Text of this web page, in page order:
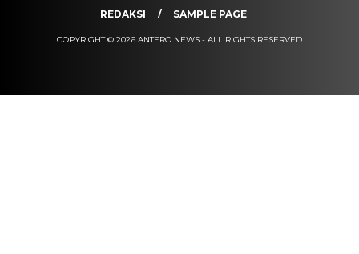
REDAKSI
SAMPLE PAGE
COPYRIGHT © 2026 ANTERO NEWS - ALL RIGHTS RESERVED